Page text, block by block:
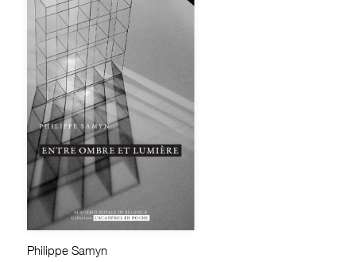
Philippe Samyn